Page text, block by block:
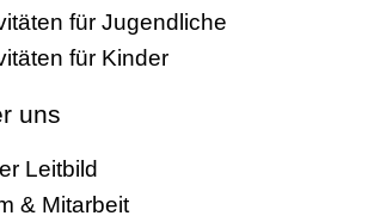
für Jugendliche
für Kinder
uns
Leitbild
& Mitarbeit